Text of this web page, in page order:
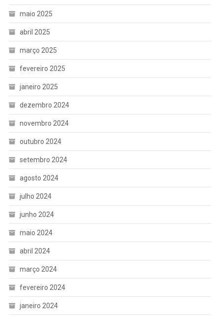
maio 2025
abril 2025
março 2025
fevereiro 2025
janeiro 2025
dezembro 2024
novembro 2024
outubro 2024
setembro 2024
agosto 2024
julho 2024
junho 2024
maio 2024
abril 2024
março 2024
fevereiro 2024
janeiro 2024